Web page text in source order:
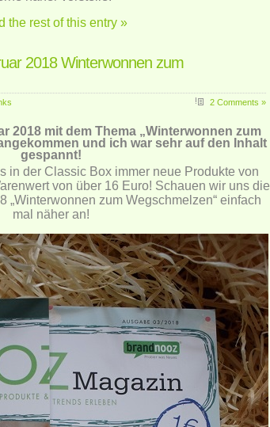
the rest of this entry »
2018 Winterwonnen zum
2 Comments »
2018 mit dem Thema „Winterwonnen zum
und ich war sehr auf den Inhalt
gespannt!
in der Classic Box immer neue Produkte von
von über 16 Euro! Schauen wir uns die
„Winterwonnen zum Wegschmelzen“ einfach
mal näher an!